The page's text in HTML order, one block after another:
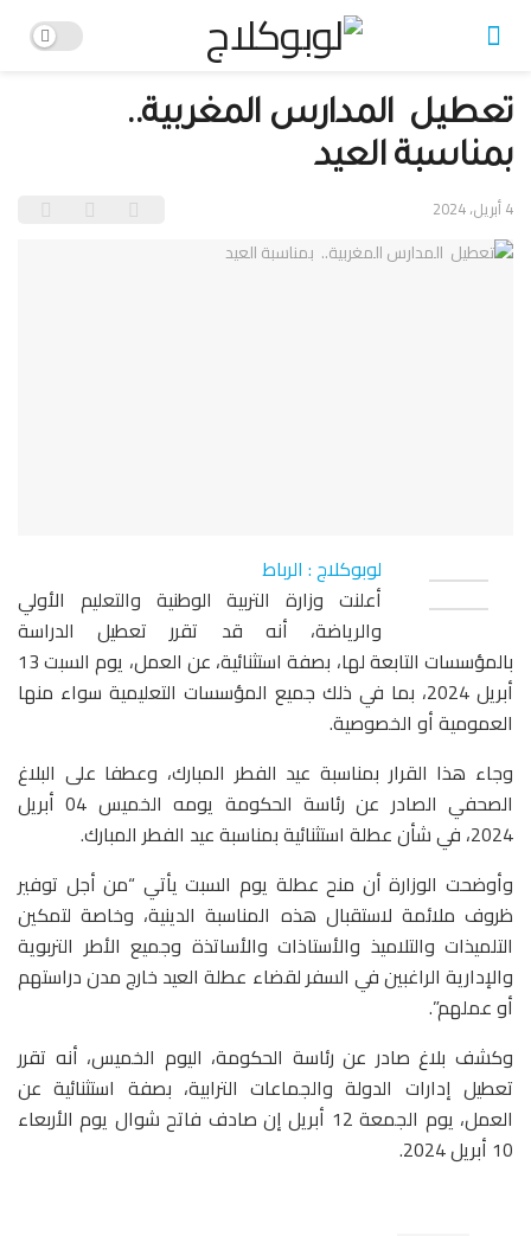
تعطيل المدارس المغربية..
بمناسبة العيد
4 أبريل، 2024
لوبوكلاج : الرباط
أعلنت وزارة التربية الوطنية والتعليم الأولي
والرياضة، أنه قد تقرر تعطيل الدراسة
بالمؤسسات التابعة لها، بصفة استثنائية، عن العمل، يوم السبت 13
أبريل 2024، بما في ذلك جميع المؤسسات التعليمية سواء منها
العمومية أو الخصوصية.
وجاء هذا القرار بمناسبة عيد الفطر المبارك، وعطفا على البلاغ
الصحفي الصادر عن رئاسة الحكومة يومه الخميس 04 أبريل
2024، في شأن عطلة استثنائية بمناسبة عيد الفطر المبارك.
وأوضحت الوزارة أن منح عطلة يوم السبت يأتي “من أجل توفير
ظروف ملائمة لاستقبال هذه المناسبة الدينية، وخاصة لتمكين
التلميذات والتلاميذ والأستاذات والأساتذة وجميع الأطر التربوية
والإدارية الراغبين في السفر لقضاء عطلة العيد خارج مدن دراستهم
أو عملهم”.
وكشف بلاغ صادر عن رئاسة الحكومة، اليوم الخميس، أنه تقرر
تعطيل إدارات الدولة والجماعات الترابية، بصفة استثنائية عن
العمل، يوم الجمعة 12 أبريل إن صادف فاتح شوال يوم الأربعاء
10 أبريل 2024.